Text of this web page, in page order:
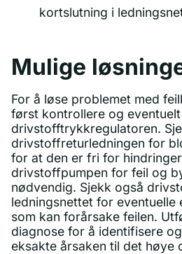
kortslutning i
Mulige
For å løse problemet med
først kontrollere og
drivstofftrykkregulatoren.
drivstoffreturledningen for
for at den er fri for
drivstoffpumpen for feil og
nødvendig. Sjekk også
ledningsnettet for eventuelle
som kan forårsake feilen.
diagnose for å identifisere
eksakte årsaken til det høye